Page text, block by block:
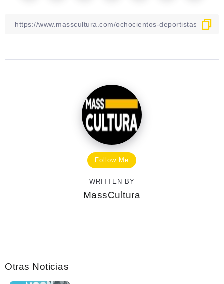
Follow Me
WRITTEN BY
MassCultura
Otras Noticias